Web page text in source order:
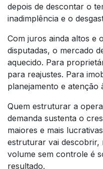
depois de descontar o
inadimplência e o
Com juros ainda altos e
disputadas, o mercado
aquecido. Para
para reajustes. Para
planejamento e atenção
Quem estruturar a
demanda sustenta o
maiores e mais
estruturar vai descobrir,
volume sem controle é
resultado.